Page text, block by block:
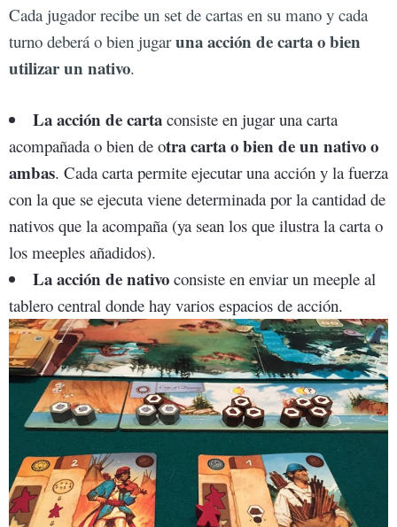
Cada jugador recibe un set de cartas en su mano y cada
turno deberá o bien jugaruna acción de carta o bien
utilizar un nativo.
La acción de cartaconsiste en jugar una carta
acompañada o bien de otra carta o bien de un nativo o
ambas. Cada carta permite ejecutar una acción y la fuerza
con la que se ejecuta viene determinada por la cantidad de
nativos que la acompaña (ya sean los que ilustra la carta o
los meeples añadidos).
La acción de nativoconsiste en enviar un meeple al
tablero central donde hay varios espacios de acción.